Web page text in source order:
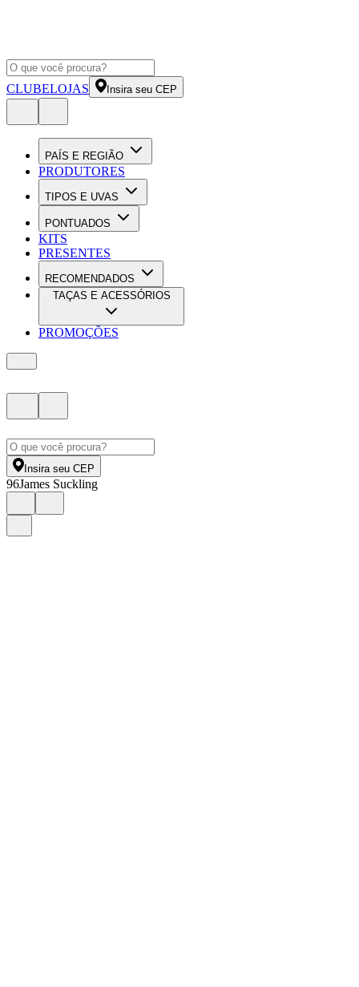
CLUBELOJAS Insira seu CEP
PAÍS E REGIÃO
PRODUTORES
TIPOS E UVAS
PONTUADOS
KITS
PRESENTES
RECOMENDADOS
TAÇAS E ACESSÓRIOS
PROMOÇÕES
Insira seu CEP
96James Suckling